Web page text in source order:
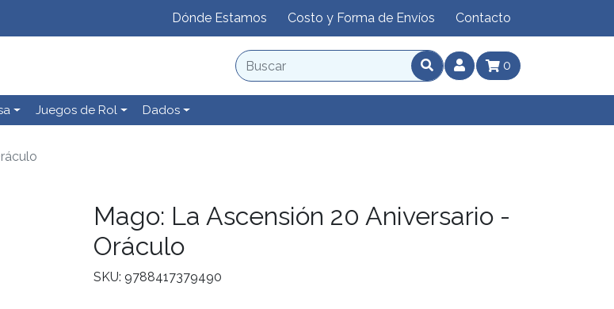
Dónde Estamos Costo y Forma de Envíos Contacto
0
Juegos de Rol Dados
Mago: La Ascensión 20 Aniversario -
Oráculo
SKU: 9788417379490